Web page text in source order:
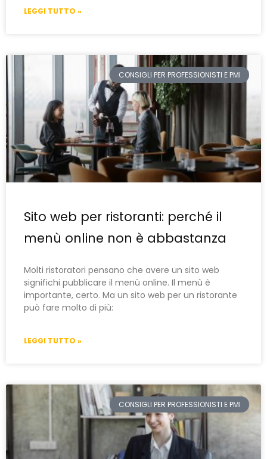
LEGGI TUTTO »
CONSIGLI PER PROFESSIONISTI E PMI
Sito web per ristoranti: perché il
menù online non è abbastanza
Molti ristoratori pensano che avere un sito web
significhi pubblicare il menù online. Il menù è
importante, certo. Ma un sito web per un ristorante
può fare molto di più:
LEGGI TUTTO »
CONSIGLI PER PROFESSIONISTI E PMI